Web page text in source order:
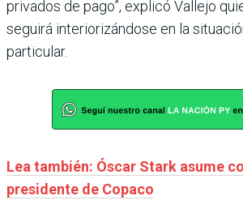
privados de pago”, explicó Vallejo
seguirá interiorizándose en la
particular.
Lea también: Óscar Stark asume
presidente de Copaco